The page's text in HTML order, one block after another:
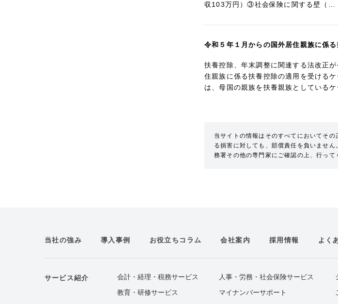
収103万円）③社会保険に関する壁（…
令和５年１月からの国外居住親族に係
扶養控除、年末調整に関連する法改正
住親族に係る扶養控除の適用を受ける
は、母国の親族を扶養親族としている
当サイトの情報はそのすべてにおいてそ
る損害に対しても、賠償責任を負いませ
務署その他の専門家にご確認の上、行って
当社の強み 導入事例 お役立ちコラム 会社案内 採用情報 よく
サービス紹介 会計・経理・税務サービス 人事・労務・社会保険サービス
教育・研修サービス
マイナンバーサポート